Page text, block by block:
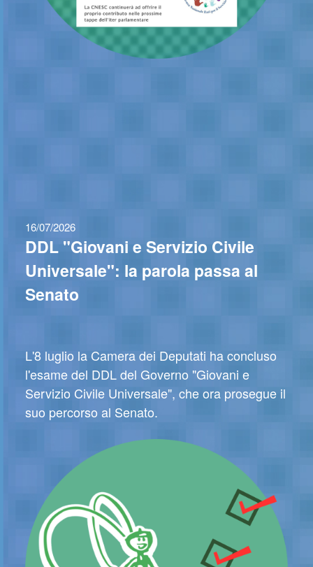
16/07/2026
DDL "Giovani e Servizio Civile
Universale": la parola passa al
Senato
L'8 luglio la Camera dei Deputati ha concluso
l'esame del DDL del Governo "Giovani e
Servizio Civile Universale", che ora prosegue il
suo percorso al Senato.